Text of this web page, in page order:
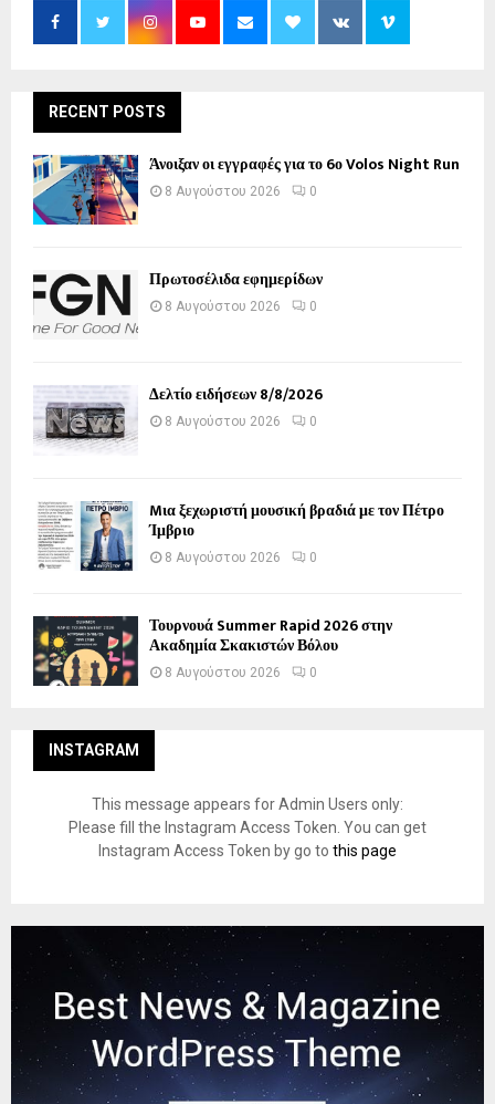
RECENT POSTS
Άνοιξαν οι εγγραφές για το 6ο Volos Night Run
8 Αυγούστου 2026 0
Πρωτοσέλιδα εφημερίδων
8 Αυγούστου 2026 0
Δελτίο ειδήσεων 8/8/2026
8 Αυγούστου 2026 0
Mια ξεχωριστή μουσική βραδιά με τον Πέτρο
Ίμβριο
8 Αυγούστου 2026 0
Τουρνουά Summer Rapid 2026 στην
Ακαδημία Σκακιστών Βόλου
8 Αυγούστου 2026 0
INSTAGRAM
This message appears for Admin Users only:
Please fill the Instagram Access Token. You can get
Instagram Access Token by go to this page